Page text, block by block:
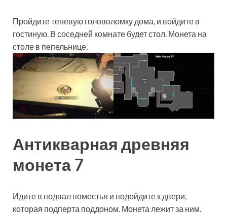
Пройдите теневую головоломку дома, и войдите в
гостиную. В соседней комнате будет стол. Монета на
столе в пепельнице.
Антикварная древняя
монета 7
Идите в подвал поместья и подойдите к двери,
которая подперта поддоном. Монета лежит за ним.